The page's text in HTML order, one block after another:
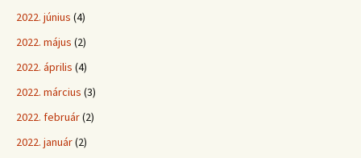
2022. június (4)
2022. május (2)
2022. április (4)
2022. március (3)
2022. február(2)
2022. január(2)